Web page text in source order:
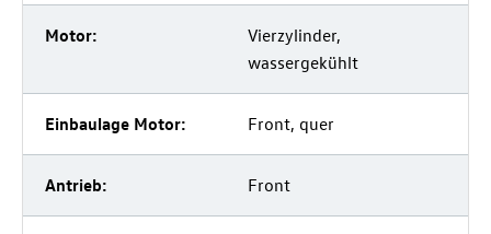
Motor:
Vierzylinder,
wassergekühlt
Einbaulage Motor: Front, quer
Antrieb: Front